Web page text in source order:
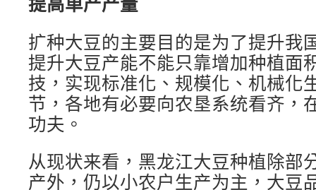
扩种大豆的主要目的是为了提升我
提升大豆产能不能只靠增加种植面
技，实现标准化、规模化、机械化
节，各地有必要向农垦系统看齐，
功夫。
从现状来看，黑龙江大豆种植除部
产外，仍以小农户生产为主，大豆